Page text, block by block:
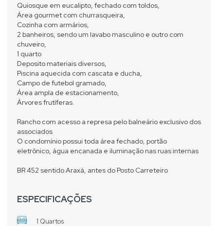
Quiosque em eucalipto, fechado com toldos,
Área gourmet com churrasqueira,
Cozinha com armários,
2 banheiros, sendo um lavabo masculino e outro com
chuveiro,
1 quarto
Deposito materiais diversos,
Piscina aquecida com cascata e ducha,
Campo de futebol gramado,
Área ampla de estacionamento,
Árvores frutíferas.
Rancho com acesso a represa pelo balneário exclusivo dos
associados
O condomínio possui toda área fechado, portão
eletrônico, água encanada e iluminação nas ruas internas
BR 452 sentido Araxá, antes do Posto Carreteiro
ESPECIFICAÇÕES
1 Quartos